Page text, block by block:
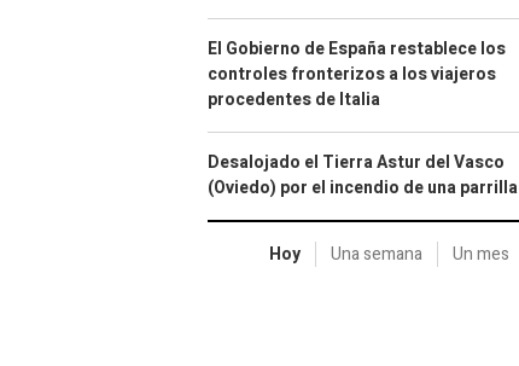
El Gobierno de España restablece los
controles fronterizos a los viajeros
procedentes de Italia
Desalojado el Tierra Astur del Vasco
(Oviedo) por el incendio de una parrilla
Hoy Una semana Un mes